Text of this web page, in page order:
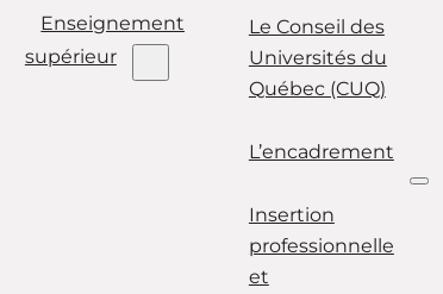
Enseignement
supérieur
Le Conseil des
Universités du
Québec (CUQ)
L’encadrement
Insertion
professionnelle
et